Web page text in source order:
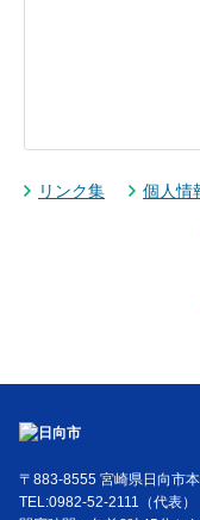
リンク集 個人情
〒883-8555 宮崎県日向市
TEL:0982-52-2111（代表）